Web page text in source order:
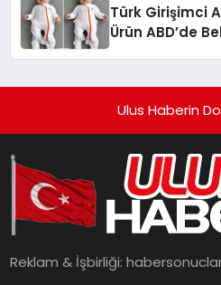
Türk Girişimci
Ürün ABD’de
Ulus Haberin
Reklam & İşbirliği: